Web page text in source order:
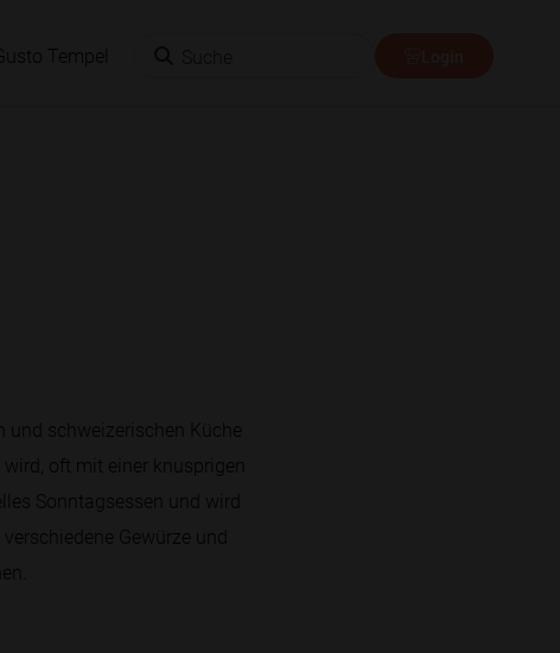
Gusto Tempel
und schweizerischen Küche
oft mit einer knusprigen
Sonntagsessen und wird
Gewürze und